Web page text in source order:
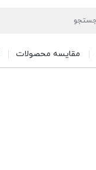
مقایسه محصولات